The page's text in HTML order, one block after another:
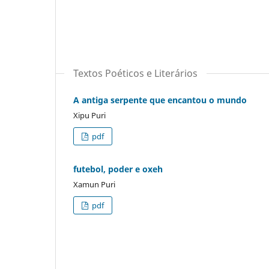
Textos Poéticos e Literários
A antiga serpente que encantou o mundo
Xipu Puri
pdf
futebol, poder e oxeh
Xamun Puri
pdf